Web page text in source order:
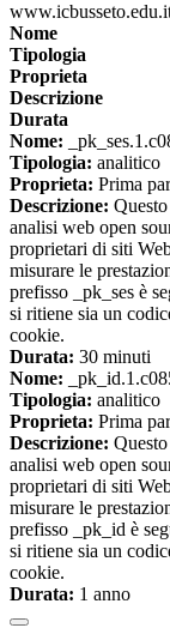
Nome
Tipologia
Proprieta
Descrizione
Durata
Nome:
Tipologia: analitico
Proprieta: Prima
Descrizione:
analisi web open
proprietari di siti
misurare le
prefisso _pk_ses è
si ritiene sia un
cookie.
Durata: 30 minuti
Nome:
Tipologia: analitico
Proprieta: Prima
Descrizione:
analisi web open
proprietari di siti
misurare le
prefisso _pk_id è
si ritiene sia un
cookie.
Durata: 1 anno